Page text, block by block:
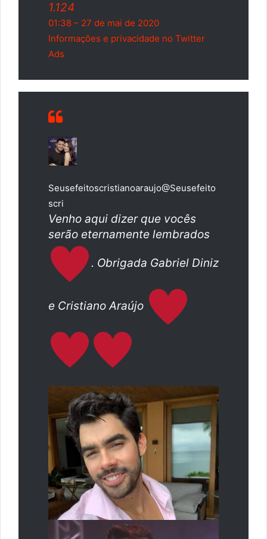
1.124
01:38 – 27 de mai de 2020
Informações e privacidade no Twitter
Ads
Seusefeitoscristianoaraujo@Seusefeito
scri
Venho aqui dizer que vocês
serão eternamente lembrados
. Obrigada Gabriel Diniz
e Cristiano Araújo